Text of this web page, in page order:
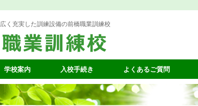
く充実した訓練設備の前橋職業訓練校
学校案内 入校手続き よくあるご質問